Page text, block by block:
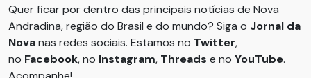
Quer ficar por dentro das principais notícias de Nova
Andradina, região do Brasil e do mundo? Siga o Jornal da
Novanas redes sociais. Estamos no Twitter,
no Facebook, no Instagram, Threads e no YouTube.